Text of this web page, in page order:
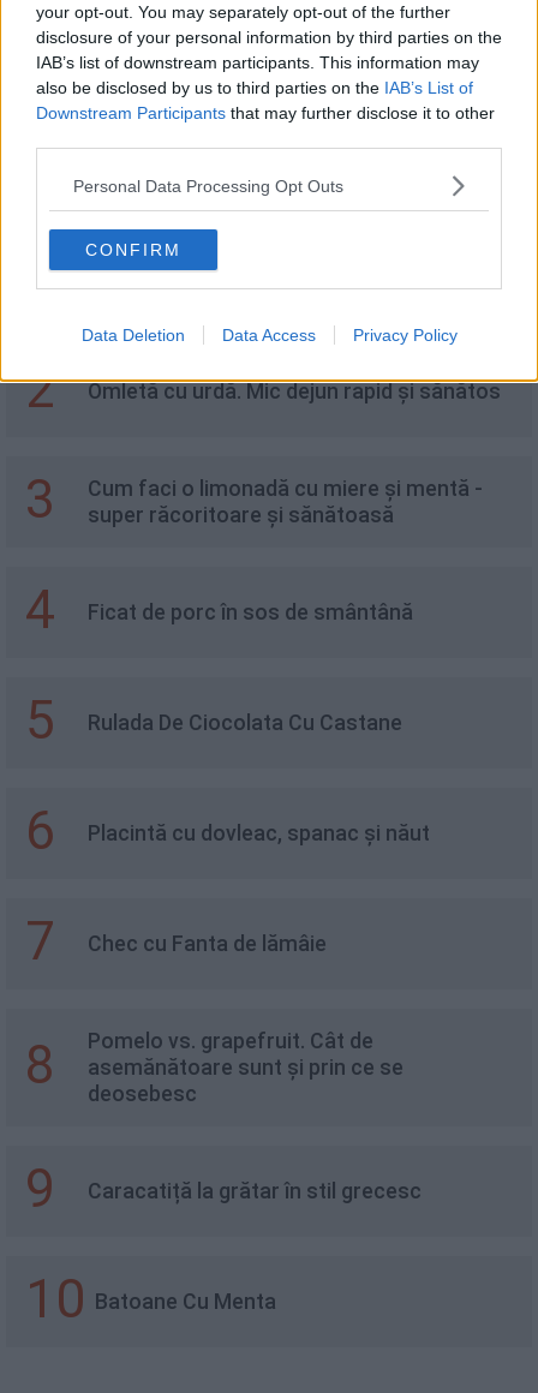
your opt-out. You may separately opt-out of the further
disclosure of your personal information by third parties on the
IAB’s list of downstream participants. This information may
also be disclosed by us to third parties on the IAB’s List of
Downstream Participants that may further disclose it to other
Personal Data Processing Opt Outs
CONFIRM
Data Deletion Data Access Privacy Policy
Delicii Oreo
Recomandări
1
Fursecuri cu fructe de pădure și bucăți de
ciocolată
2 Omletă cu urdă. Mic dejun rapid și sănătos
3
Cum faci o limonadă cu miere și mentă -
super răcoritoare și sănătoasă
4 Ficat de porc în sos de smântână
5 Rulada De Ciocolata Cu Castane
6 Placintă cu dovleac, spanac și năut
7 Chec cu Fanta de lămâie
8
Pomelo vs. grapefruit. Cât de
asemănătoare sunt și prin ce se
deosebesc
9 Caracatiță la grătar în stil grecesc
10 Batoane Cu Menta